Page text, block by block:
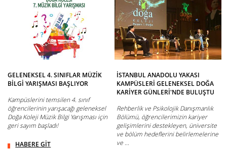
GELENEKSEL 4. SINIFLAR MÜZİK
BİLGİ YARIŞMASI BAŞLIYOR
Kampüslerini temsilen 4. sınıf
öğrencilerinin yarışacağı geleneksel
Doğa Koleji Müzik Bilgi Yarışması için
geri sayım başladı!
HABERE GİT
İSTANBUL ANADOLU YAKASI
KAMPÜSLERİ GELENEKSEL DOĞA
KARİYER GÜNLERİ'NDE BULUŞTU
Rehberlik ve Psikolojik Danışmanlık
Bölümü, öğrencilerimizin kariyer
gelişimlerini destekleyen, üniversite
ve bölüm hedeflerini belirlemelerine
ve ...